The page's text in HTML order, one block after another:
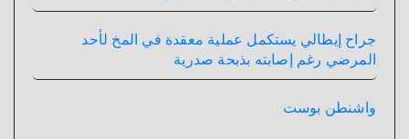
جراح إيطالي يستكمل عملية معقدة في المخ لأحد
المرضي رغم إصابته بذبحة صدرية
واشنطن بوست